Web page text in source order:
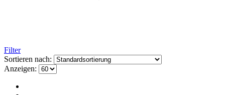
Filter
Sortieren nach:
Anzeigen: